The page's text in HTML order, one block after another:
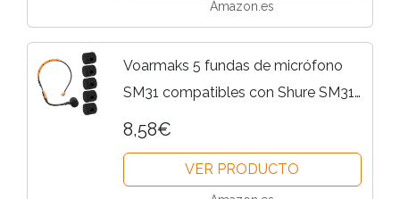
Amazon.es
Voarmaks 5 fundas de micrófono
SM31 compatibles con Shure SM31
P31 PGA31-TQG SM31FT,
micrófono/auriculares
8,58€
VER PRODUCTO